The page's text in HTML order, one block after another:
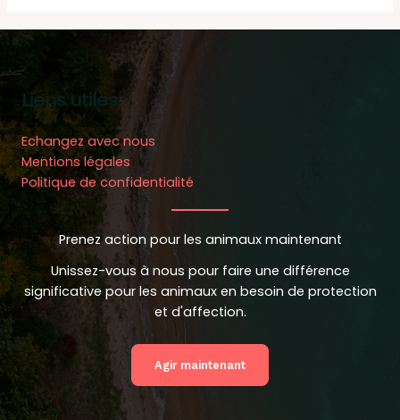
Liens utiles
Echangez avec nous
Mentions légales
Politique de confidentialité
Prenez action pour les animaux maintenant
Unissez-vous à nous pour faire une différence
significative pour les animaux en besoin de protection
et d'affection.
Agir maintenant